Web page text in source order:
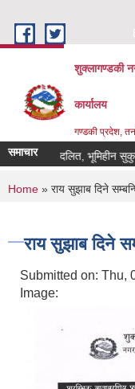
शुक्लागण्डकी
कार्यालय
गण्डकी प्रदेश,
समाचार
भूमिहीन दलित, भूमिहीन
You are
Home » राय सुझाब दिने
राय सुझाब दिने
Submitted on: Thu,
Image: